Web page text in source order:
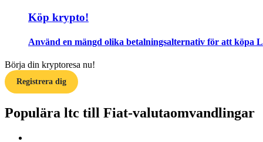
Guide
Köp krypto!
Använd en mängd olika betalningsalternativ för att köpa
Börja din kryptoresa nu!
Registrera dig
Populära ltc till Fiat-valutaomvandlingar